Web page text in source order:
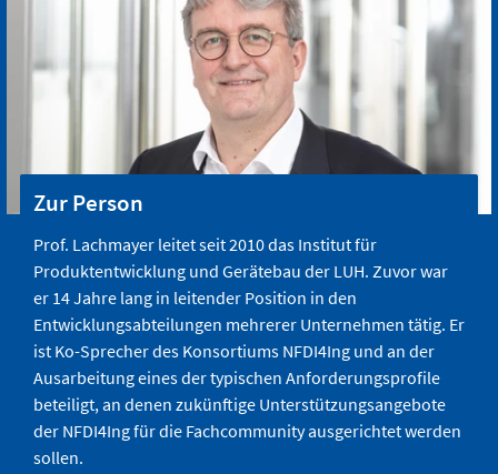
Zur Person
Prof. Lachmayer leitet seit 2010 das Institut für
Produktentwicklung und Gerätebau der LUH. Zuvor war
er 14 Jahre lang in leitender Position in den
Entwicklungsabteilungen mehrerer Unternehmen tätig. Er
ist Ko-Sprecher des Konsortiums NFDI4Ing und an der
Ausarbeitung eines der typischen Anforderungsprofile
beteiligt, an denen zukünftige Unterstützungsangebote
der NFDI4Ing für die Fachcommunity ausgerichtet werden
sollen.